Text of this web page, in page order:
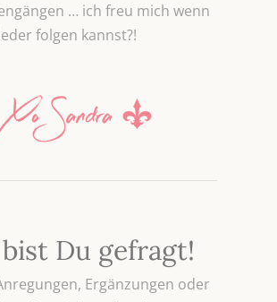
… ich freu mich wenn
folgen kannst?!
Du gefragt!
Ergänzungen oder